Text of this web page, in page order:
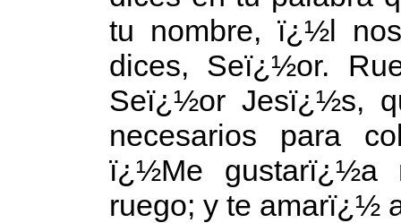
tu nombre, ï¿½l
dices, Seï¿½or.
Seï¿½or Jesï¿½s,
necesarios para
ï¿½Me gustarï¿½a
ruego; y te amarï¿½